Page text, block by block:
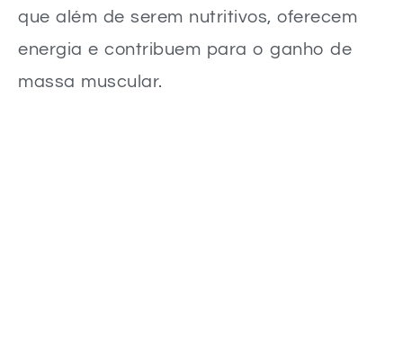
que além de serem nutritivos, oferecem
energia e contribuem para o ganho de
massa muscular.